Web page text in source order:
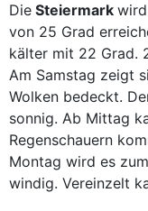
Die Steiermark
von 25 Grad
kälter mit 22 Grad.
Am Samstag zeigt
Wolken bedeckt.
sonnig. Ab Mittag
Regenschauern
Montag wird es
windig. Vereinzelt